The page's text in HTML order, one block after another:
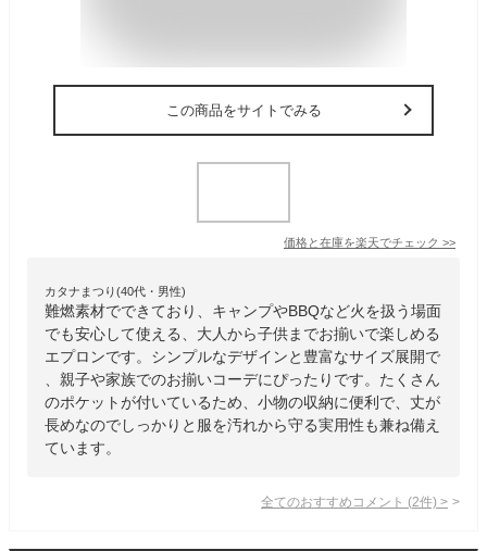
この商品をサイトでみる
価格と在庫を楽天でチェック >>
カタナまつり(40代・男性)
難燃素材でできており、キャンプやBBQなど火を扱う場面
でも安心して使える、大人から子供までお揃いで楽しめる
エプロンです。シンプルなデザインと豊富なサイズ展開で
、親子や家族でのお揃いコーデにぴったりです。たくさん
のポケットが付いているため、小物の収納に便利で、丈が
長めなのでしっかりと服を汚れから守る実用性も兼ね備え
ています。
全てのおすすめコメント (2件) >